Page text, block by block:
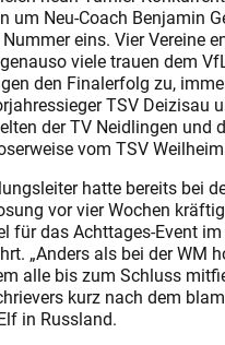
um Neu-Coach Benjamin
eins. Vier Vereine
viele trauen dem
den Finalerfolg zu,
TSV Deizisau
der TV Neidlingen und
vom TSV
hatte bereits bei
vor vier Wochen
für das Achttages-Event
„Anders als bei der WM
alle bis zum Schluss
kurz nach dem
in Russland.